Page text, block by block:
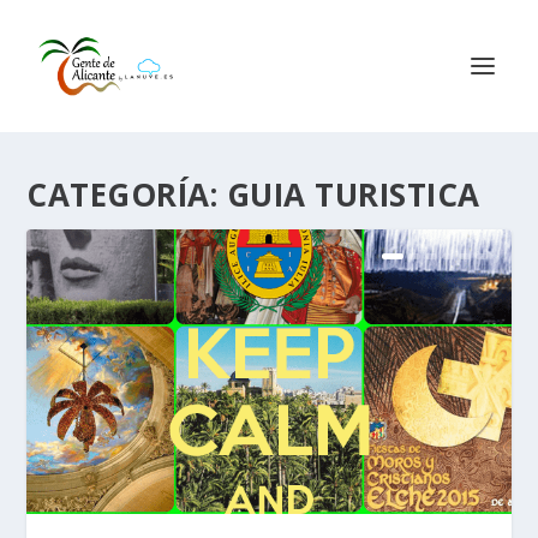
CATEGORÍA: GUIA TURISTICA